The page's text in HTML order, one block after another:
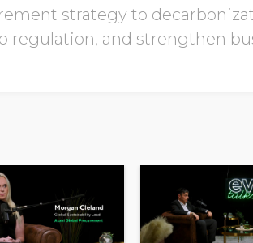
strategy to
regulation, and strengthen